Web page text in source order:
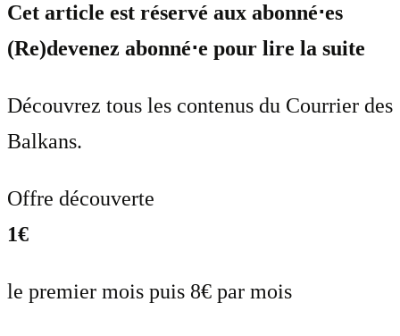
Cet article est réservé aux abonné⋅es
(Re)devenez abonné⋅e pour lire la suite
Découvrez tous les contenus du Courrier des
Balkans.
Offre découverte
1€
le premier mois puis 8€ par mois